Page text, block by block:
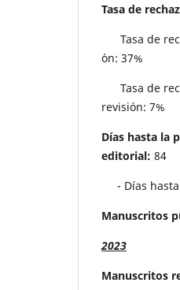
Tasa de
Tasa de
´on: 37%
Tasa de
revisión: 7%
Días hasta la
editorial: 84
- Días hasta
Manuscritos
2023
Manuscritos